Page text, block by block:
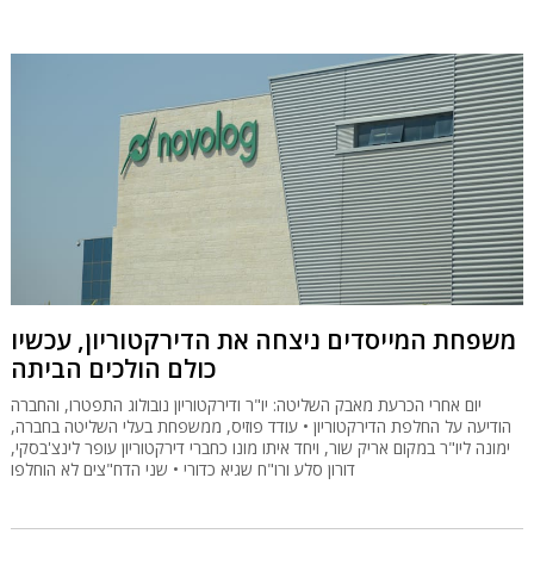
משפחת המייסדים ניצחה את הדירקטוריון, עכשיו
כולם הולכים הביתה
יום אחרי הכרעת מאבק השליטה: יו"ר ודירקטוריון נובולוג התפטרו, והחברה
הודיעה על החלפת הדירקטוריון • עודד פוזיס, ממשפחת בעלי השליטה בחברה,
ימונה ליו"ר במקום אריק שור, ויחד איתו מונו כחברי דירקטוריון עופר לינצ'בסקי,
דורון סלע ורו"ח שגיא כדורי • שני הדח"צים לא הוחלפו